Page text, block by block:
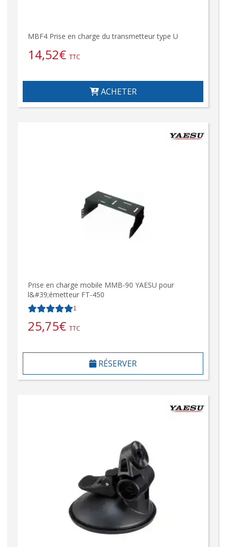
MBF4 Prise en charge du transmetteur type U
14,52€ TTC
ACHETER
Prise en charge mobile MMB-90 YAESU pour
l&#39;émetteur FT-450
1
25,75€ TTC
RÉSERVER